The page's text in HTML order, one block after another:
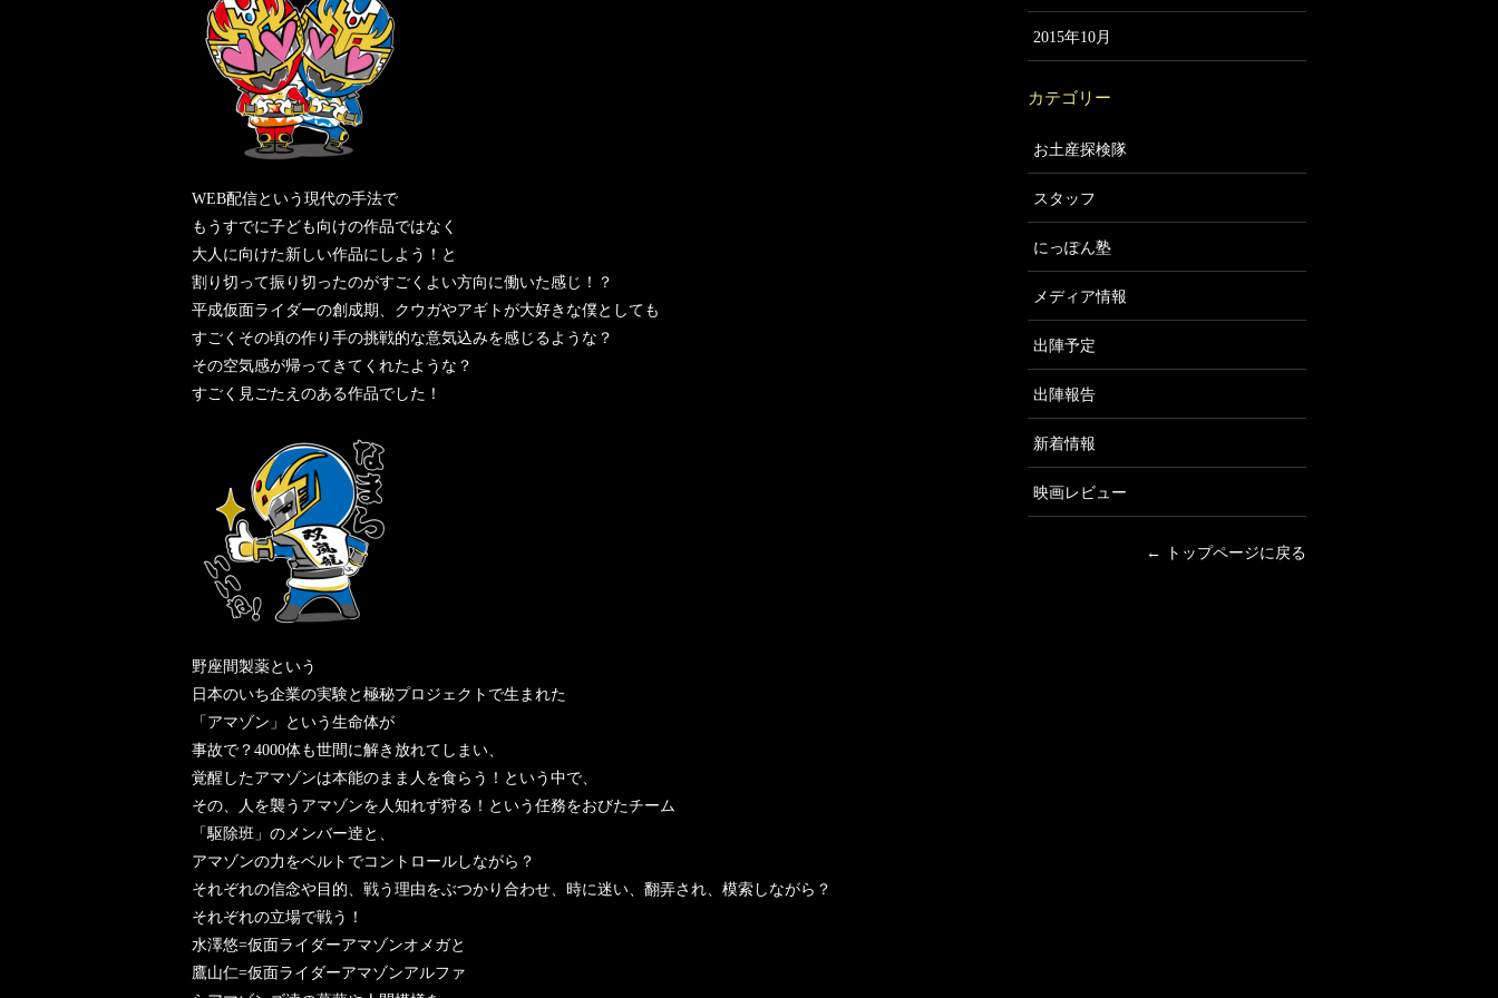
2015年10月
カテゴリー
お土産探検隊
スタッフ
にっぽん塾
メディア情報
出陣予定
出陣報告
新着情報
映画レビュー
← トップページに戻る
WEB配信という現代の手法で
もうすでに子ども向けの作品ではなく
大人に向けた新しい作品にしよう！と
割り切って振り切ったのがすごくよい方向に働いた感じ！？
平成仮面ライダーの創成期、クウガやアギトが大好きな僕としても
すごくその頃の作り手の挑戦的な意気込みを感じるような？
その空気感が帰ってきてくれたような？
すごく見ごたえのある作品でした！
野座間製薬という
日本のいち企業の実験と極秘プロジェクトで生まれた
「アマゾン」という生命体が
事故で？4000体も世間に解き放れてしまい、
覚醒したアマゾンは本能のまま人を食らう！という中で、
その、人を襲うアマゾンを人知れず狩る！という任務をおびたチーム
「駆除班」のメンバー逹と、
アマゾンの力をベルトでコントロールしながら？
それぞれの信念や目的、戦う理由をぶつかり合わせ、時に迷い、翻弄され、模索しながら？
それぞれの立場で戦う！
水澤悠=仮面ライダーアマゾンオメガと
鷹山仁=仮面ライダーアマゾンアルファ